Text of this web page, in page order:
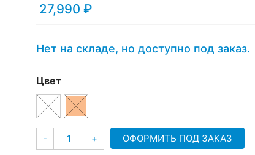
27,990 ₽
Нет на складе, но доступно под заказ.
Цвет
- Количество
+ ОФОРМИТЬ ПОД ЗАКАЗ